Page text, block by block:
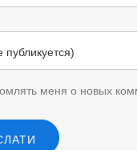
меня о новых